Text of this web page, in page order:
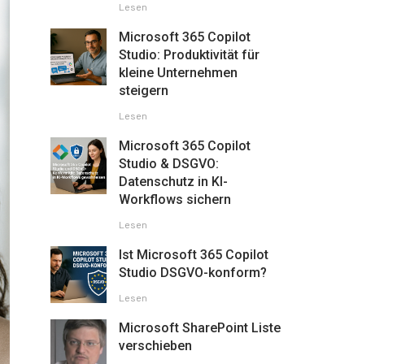
Lesen
Microsoft 365 Copilot
Studio: Produktivität für
kleine Unternehmen
steigern
Lesen
Microsoft 365 Copilot
Studio & DSGVO:
Datenschutz in KI-
Workflows sichern
Lesen
Ist Microsoft 365 Copilot
Studio DSGVO-konform?
Lesen
Microsoft SharePoint Liste
verschieben